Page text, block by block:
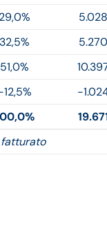
29,0% 5.028
32,5% 5.270
51,0%
-
fatturato